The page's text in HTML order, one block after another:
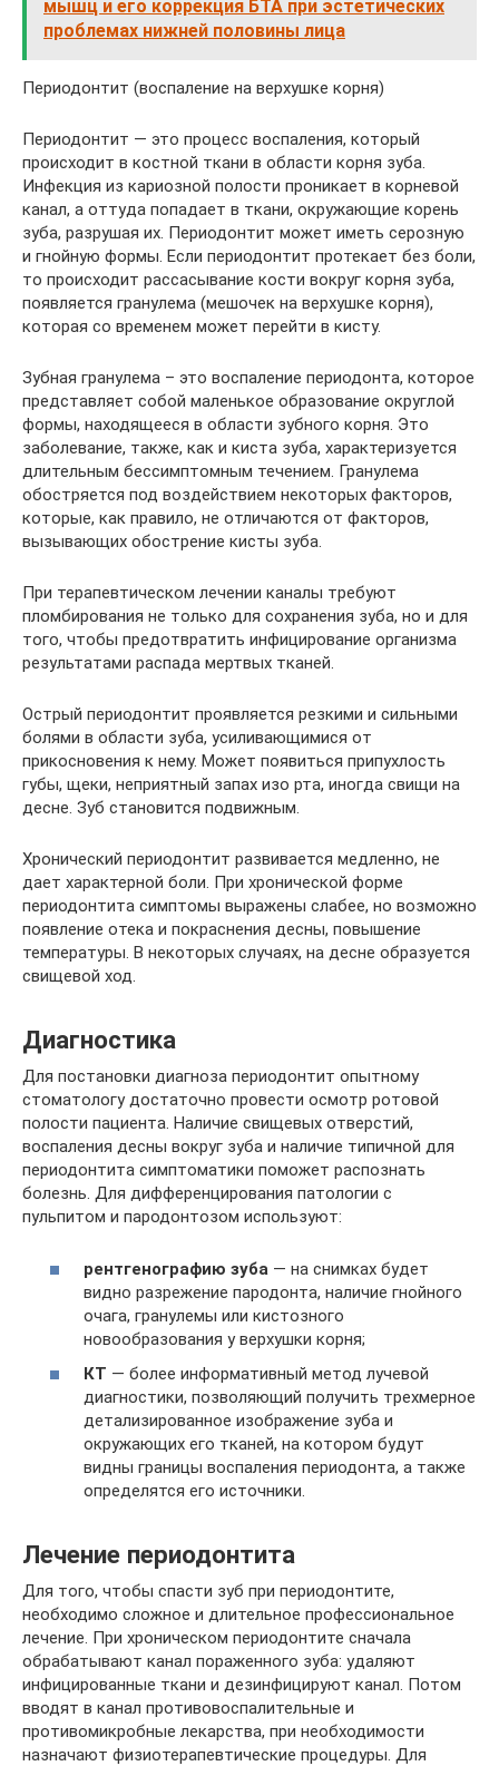
мышц и его коррекция БТА при эстетических
проблемах нижней половины лица
Периодонтит (воспаление на верхушке корня)
Периодонтит — это процесс воспаления, который
происходит в костной ткани в области корня зуба.
Инфекция из кариозной полости проникает в корневой
канал, а оттуда попадает в ткани, окружающие корень
зуба, разрушая их. Периодонтит может иметь серозную
и гнойную формы. Если периодонтит протекает без боли,
то происходит рассасывание кости вокруг корня зуба,
появляется гранулема (мешочек на верхушке корня),
которая со временем может перейти в кисту.
Зубная гранулема – это воспаление периодонта, которое
представляет собой маленькое образование округлой
формы, находящееся в области зубного корня. Это
заболевание, также, как и киста зуба, характеризуется
длительным бессимптомным течением. Гранулема
обостряется под воздействием некоторых факторов,
которые, как правило, не отличаются от факторов,
вызывающих обострение кисты зуба.
При терапевтическом лечении каналы требуют
пломбирования не только для сохранения зуба, но и для
того, чтобы предотвратить инфицирование организма
результатами распада мертвых тканей.
Острый периодонтит проявляется резкими и сильными
болями в области зуба, усиливающимися от
прикосновения к нему. Может появиться припухлость
губы, щеки, неприятный запах изо рта, иногда свищи на
десне. Зуб становится подвижным.
Хронический периодонтит развивается медленно, не
дает характерной боли. При хронической форме
периодонтита симптомы выражены слабее, но возможно
появление отека и покраснения десны, повышение
температуры. В некоторых случаях, на десне образуется
свищевой ход.
Диагностика
Для постановки диагноза периодонтит опытному
стоматологу достаточно провести осмотр ротовой
полости пациента. Наличие свищевых отверстий,
воспаления десны вокруг зуба и наличие типичной для
периодонтита симптоматики поможет распознать
болезнь. Для дифференцирования патологии с
пульпитом и пародонтозом используют:
рентгенографию зуба — на снимках будет
видно разрежение пародонта, наличие гнойного
очага, гранулемы или кистозного
новообразования у верхушки корня;
КТ — более информативный метод лучевой
диагностики, позволяющий получить трехмерное
детализированное изображение зуба и
окружающих его тканей, на котором будут
видны границы воспаления периодонта, а также
определятся его источники.
Лечение периодонтита
Для того, чтобы спасти зуб при периодонтите,
необходимо сложное и длительное профессиональное
лечение. При хроническом периодонтите сначала
обрабатывают канал пораженного зуба: удаляют
инфицированные ткани и дезинфицируют канал. Потом
вводят в канал противовоспалительные и
противомикробные лекарства, при необходимости
назначают физиотерапевтические процедуры. Для